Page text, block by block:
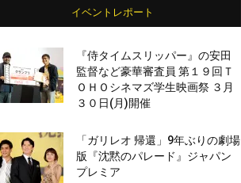
イベントレポート
『侍タイムスリッパー』の安田
監督など豪華審査員 第１９回Ｔ
ＯＨＯシネマズ学生映画祭 ３月
３０日(月)開催
「ガリレオ 帰還」9年ぶりの劇場
版『沈黙のパレード』ジャパン
プレミア